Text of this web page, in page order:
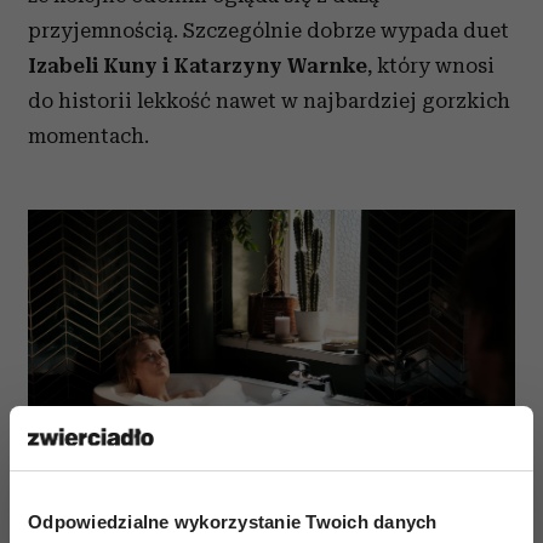
Odpowiedzialne wykorzystanie Twoich danych
przyjemnością. Szczególnie dobrze wypada duet
Izabeli Kuny i Katarzyny Warnke, który wnosi
do historii lekkość nawet w najbardziej gorzkich
momentach.